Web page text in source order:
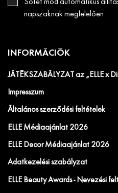
Sötét mód automatikus
napszaknak megfelelően
INFORMÁCIÓK
JÁTÉKSZABÁLYZAT az „ELLE x
Impresszum
Általános szerződési feltételek
ELLE Médiaajánlat 2026
ELLE Decor Médiaajánlat 2026
Adatkezelési szabályzat
ELLE Beauty Awards - Nevezési